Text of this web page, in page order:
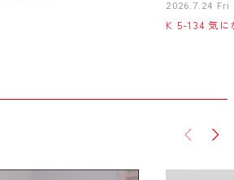
2026.7.24 Fri
K 5-134 気に